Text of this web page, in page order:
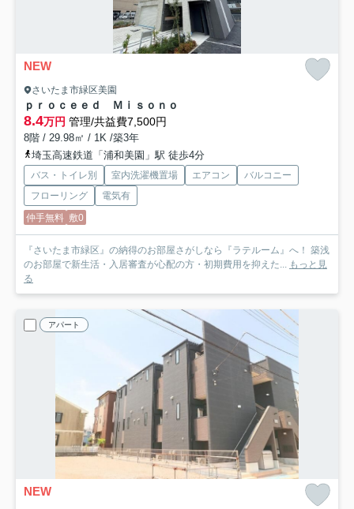
NEW
さいたま市緑区美園
ｐｒｏｃｅｅｄ Ｍｉｓｏｎｏ
8.4万円 管理/共益費7,500円
8階 / 29.98㎡ / 1K /築3年
埼玉高速鉄道「浦和美園」駅 徒歩4分
バス・トイレ別 室内洗濯機置場 エアコン
バルコニー
フローリング
電気有
仲手無料 敷0
『さいたま市緑区』の納得のお部屋さがしなら『ラテルーム』へ！ 築浅
のお部屋で新生活・入居審査が心配の方・初期費用を抑えた... もっと見
る
アパート
NEW